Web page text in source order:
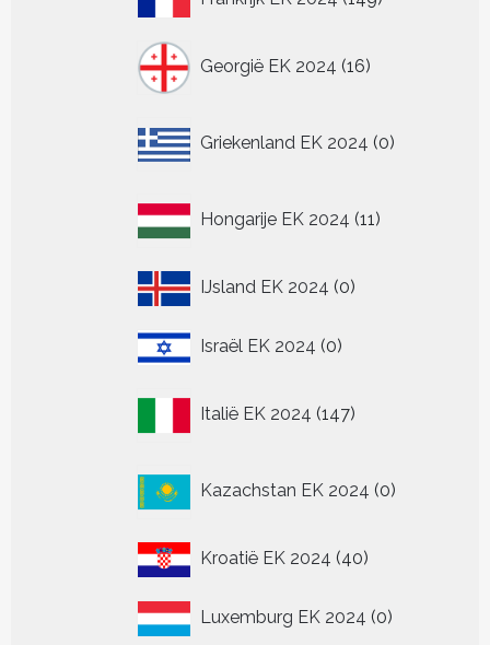
Georgië EK 2024 16
producten
Griekenland EK 2024 0
producten
Hongarije EK 2024 11
producten
IJsland EK 2024 00
Israël EK 2024 00
Italië EK 2024 147
producten
Kazachstan EK 2024 0
producten
Kroatië EK 2024 4040
Luxemburg EK 2024 00